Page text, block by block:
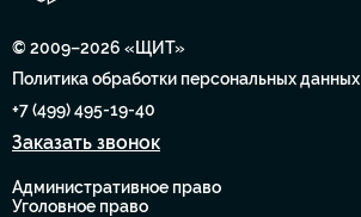
© 2009–2026 «ЩИТ»
Политика обработки персональных данных
+7 (499) 495-19-40
Заказать звонок
Административное право
Уголовное право